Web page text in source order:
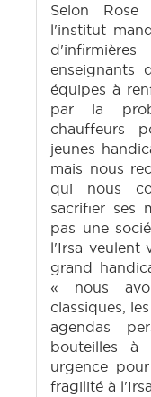
Selon
l'institut
enseignants
équipes à
par la
chauffeurs
jeunes
mais nous
qui nous
sacrifier ses
pas une
l'Irsa veulent
grand
« nous
classiques,
agendas
bouteilles
urgence
fragilité à